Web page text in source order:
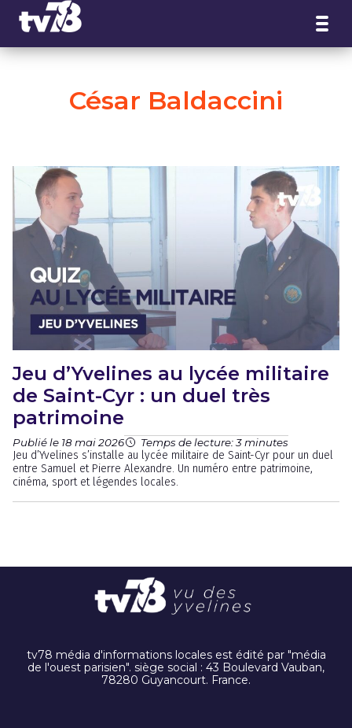
César Baldaccini
Jeu d’Yvelines au lycée militaire
de Saint-Cyr : un duel très
patrimoine
Publié le 18 mai 2026 Temps de lecture: 3 minutes
Jeu d’Yvelines s’installe au lycée militaire de Saint-Cyr pour un duel
entre Samuel et Pierre Alexandre. Un numéro entre patrimoine,
cinéma, sport et légendes locales.
tv78 média d'informations locales est édité par "média
de l'ouest parisien". siège social : 43 Boulevard Vauban,
78280 Guyancourt. France.
Panneau de gestion des cookies